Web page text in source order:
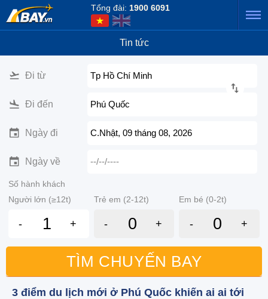
Tổng đài: 1900 6091
Tin tức
Đi từ Tp Hồ Chí Minh
Đi đến Phú Quốc
Ngày đi C.Nhật, 09 tháng 08, 2026
Ngày về --/--/----
Số hành khách
Người lớn (≥12t)
Trẻ em (2-12t) Em bé (0-2t)
- + - + - +
TÌM CHUYẾN BAY
3 điểm du lịch mới ở Phú Quốc khiến ai ai tới